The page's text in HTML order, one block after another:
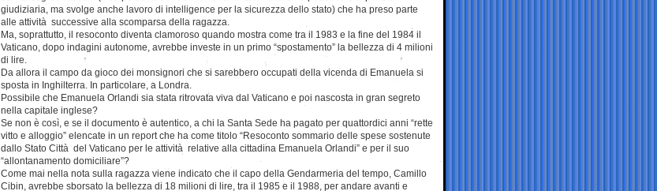
giudiziaria, ma svolge anche lavoro di intelligence per la sicurezza dello stato) che ha preso parte
alle attività successive alla scomparsa della ragazza.
Ma, soprattutto, il resoconto diventa clamoroso quando mostra come tra il 1983 e la fine del 1984 il
Vaticano, dopo indagini autonome, avrebbe investe in un primo “spostamento” la bellezza di 4 milioni
di lire.
Da allora il campo da gioco dei monsignori che si sarebbero occupati della vicenda di Emanuela si
sposta in Inghilterra. In particolare, a Londra.
Possibile che Emanuela Orlandi sia stata ritrovata viva dal Vaticano e poi nascosta in gran segreto
nella capitale inglese?
Se non è così, e se il documento è autentico, a chi la Santa Sede ha pagato per quattordici anni “rette
vitto e alloggio” elencate in un report che ha come titolo “Resoconto sommario delle spese sostenute
dallo Stato Città del Vaticano per le attività relative alla cittadina Emanuela Orlandi” e per il suo
“allontanamento domiciliare”?
Come mai nella nota sulla ragazza viene indicato che il capo della Gendarmeria del tempo, Camillo
Cibin, avrebbe sborsato la bellezza di 18 milioni di lire, tra il 1985 e il 1988, per andare avanti e